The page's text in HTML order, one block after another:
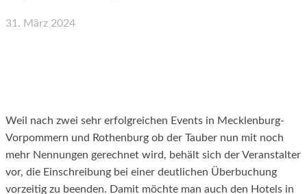
31. März 2024
Weil nach zwei sehr erfolgreichen Events in Mecklenburg-
Vorpommern und Rothenburg ob der Tauber nun mit noch
mehr Nennungen gerechnet wird, behält sich der Veranstalter
vor, die Einschreibung bei einer deutlichen Überbuchung
vorzeitig zu beenden. Damit möchte man auch den Hotels in